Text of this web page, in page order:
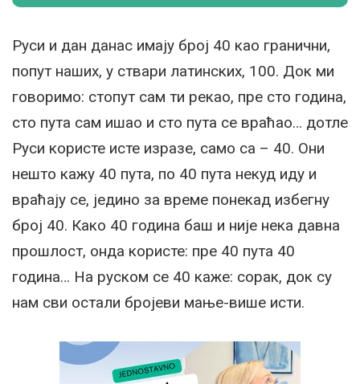
Руси и дан данас имају број 40 као гранични,
попут наших, у ствари латинских, 100. Док ми
говоримо: стопут сам ти рекао, пре сто година,
сто пута сам ишао и сто пута се враћао… дотле
Руси користе исте изразе, само са – 40. Они
нешто кажу 40 пута, по 40 пута некуд иду и
враћају се, једино за време понекад избегну
број 40. Како 40 година баш и није нека давна
прошлост, онда користе: пре 40 пута 40
година… На руском се 40 каже: сорак, док су
нам сви остали бројеви мање-више исти.